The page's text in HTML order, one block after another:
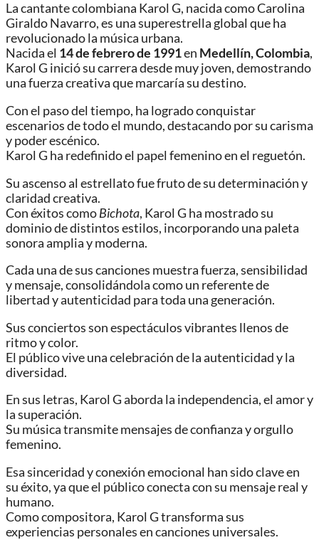
La cantante colombiana Karol G, nacida como Carolina
Giraldo Navarro, es una superestrella global que ha
revolucionado la música urbana.
Nacida el 14 de febrero de 1991en Medellín, Colombia,
Karol G inició su carrera desde muy joven, demostrando
una fuerza creativa que marcaría su destino.
Con el paso del tiempo, ha logrado conquistar
escenarios de todo el mundo, destacando por su carisma
y poder escénico.
Karol G ha redefinido el papel femenino en el reguetón.
Su ascenso al estrellato fue fruto de su determinación y
claridad creativa.
Con éxitos comoBichota, Karol G ha mostrado su
dominio de distintos estilos, incorporando una paleta
sonora amplia y moderna.
Cada una de sus canciones muestra fuerza, sensibilidad
y mensaje, consolidándola como un referente de
libertad y autenticidad para toda una generación.
Sus conciertos son espectáculos vibrantes llenos de
ritmo y color.
El público vive una celebración de la autenticidad y la
diversidad.
En sus letras, Karol G aborda la independencia, el amor y
la superación.
Su música transmite mensajes de confianza y orgullo
femenino.
Esa sinceridad y conexión emocional han sido clave en
su éxito, ya que el público conecta con su mensaje real y
humano.
Como compositora, Karol G transforma sus
experiencias personales en canciones universales.